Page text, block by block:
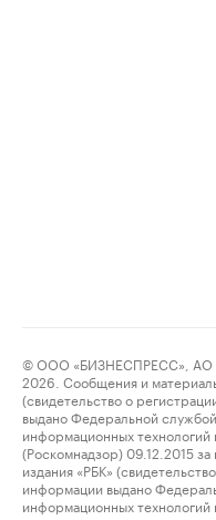
© ООО «БИЗНЕСПРЕСС», АО
2026. Сообщения и
(свидетельство о
выдано Федеральной
информационных
(Роскомнадзор) 09.12.2015
издания «РБК»
информации выдано
информационных